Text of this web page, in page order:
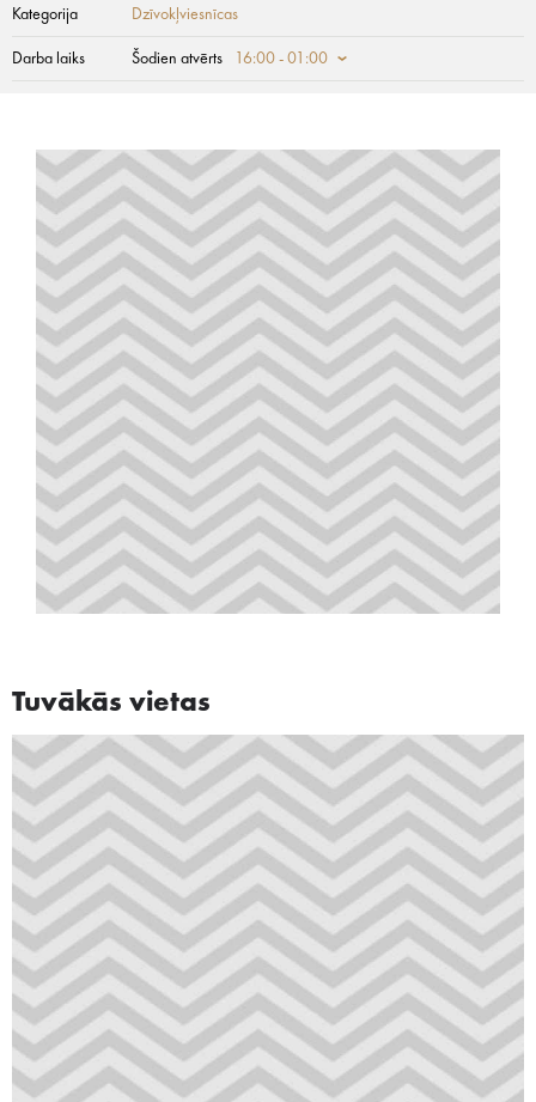
Kategorija Dzīvokļviesnīcas
Darba laiks Šodien atvērts 16:00 - 01:00
Tuvākās vietas